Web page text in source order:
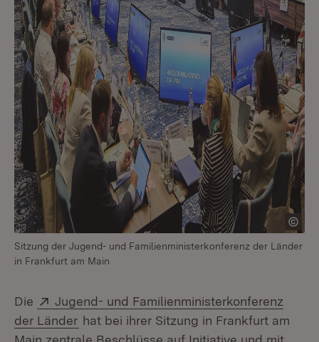
Sitzung der Jugend- und Familienministerkonferenz der Länder
in Frankfurt am Main
Die Extern:
Jugend- und Familienministerkonferenz
der Länder (Öffnet in neuem Fenster)
hat bei ihrer Sitzung in Frankfurt am